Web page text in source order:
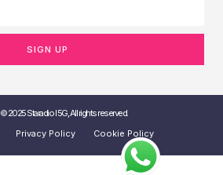
SIGN UP
2025 Staradio I 5G, All rights reserved.
Privacy Policy Cookie Policy